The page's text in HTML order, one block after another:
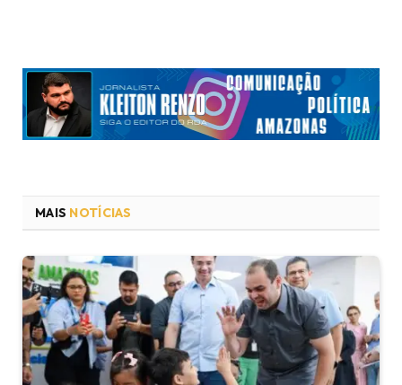
MAIS NOTÍCIAS